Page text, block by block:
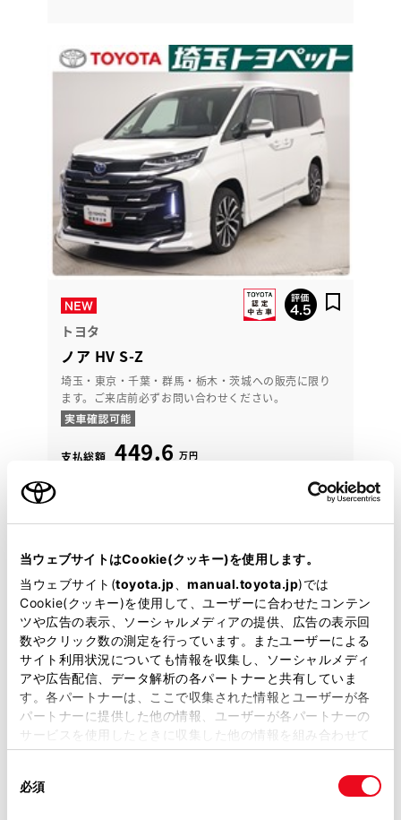
当ウェブサイトはCookie(クッキー)を使用します。
当ウェブサイト(toyota.jp manual.toyota.jp)では
Cookie(クッキー)を使用して、ユーザーに合わせたコンテン
ツや広告の表示、ソーシャルメディアの提供、広告の表示回
数やクリック数の測定を行っています。またユーザーによる
サイト利用状況についても情報を収集し、ソーシャルメディ
アや広告配信、データ解析の各パートナーと共有していま
す。各パートナーは、ここで収集された情報とユーザーが各
パートナーに提供した他の情報、ユーザーが各パートナーの
サービスを使用したときに収集した他の情報を組み合わせて
使用することがあります。当ウェブサイトの使用を続行する
必須
トヨタ
ノア HV S-Z
埼玉・東京・千葉・群馬・栃木・茨城への販売に限り
ます。ご来店前必ずお問い合わせください。
支払総額 449.6 万円
月々定額プラン
年式 2025年(R7年) 4,000km
修復 なし 車検 2028年 6月
整備 定期点検整備付 保証
ロングラン保証付
ハイブリッド保証付
埼玉トヨペット 深谷支店
各種お問い合わせ